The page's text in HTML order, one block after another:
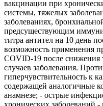
вакцинации при
системы, тяжелых
заболеваниях,
предсуществующим
титра антител на 10 день
возможность применения
COVID-19 после снижения
случаев заболевания.
гиперчувствительность к
содержащей аналогичные
анамнезе; - острые